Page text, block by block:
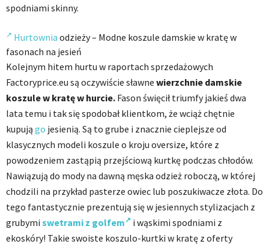
spodniami skinny.
Hurtownia odzieży – Modne koszule damskie w kratę w
fasonach na jesień
Kolejnym hitem hurtu w raportach sprzedażowych
Factoryprice.eu są oczywiście sławne wierzchnie damskie
koszule w kratę w hurcie. Fason święcił triumfy jakieś dwa
lata temu i tak się spodobał klientkom, że wciąż chętnie
kupują go jesienią. Są to grube i znacznie cieplejsze od
klasycznych modeli koszule o kroju oversize, które z
powodzeniem zastąpią przejściową kurtkę podczas chłodów.
Nawiązują do mody na dawną męska odzież roboczą, w której
chodzili na przykład pasterze owiec lub poszukiwacze złota. Do
tego fantastycznie prezentują się w jesiennych stylizacjach z
grubymi swetrami z golfem
i wąskimi spodniami z
ekoskóry! Takie swoiste koszulo-kurtki w kratę z oferty